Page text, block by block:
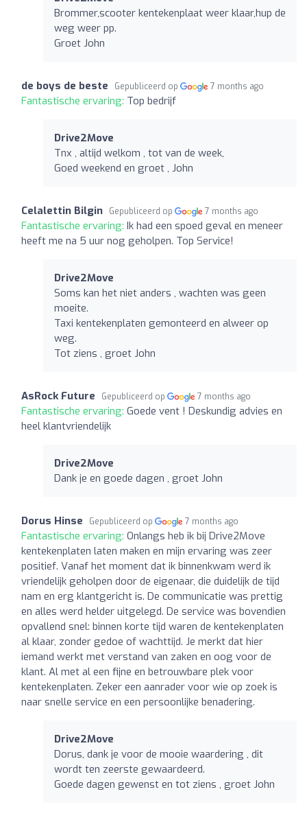
Brommer,scooter kentekenplaat weer klaar,hup de
weg weer pp.
Groet John
de boys de beste Gepubliceerd op 7 months ago
Fantastische ervaring: Top bedrijf
Drive2Move
Tnx , altijd welkom , tot van de week,
Goed weekend en groet , John
Celalettin Bilgin Gepubliceerd op 7 months ago
Fantastische ervaring: Ik had een spoed geval en meneer
heeft me na 5 uur nog geholpen. Top Service!
Drive2Move
Soms kan het niet anders , wachten was geen
moeite.
Taxi kentekenplaten gemonteerd en alweer op
weg.
Tot ziens , groet John
AsRock Future Gepubliceerd op 7 months ago
Fantastische ervaring: Goede vent ! Deskundig advies en
heel klantvriendelijk
Drive2Move
Dank je en goede dagen , groet John
Dorus Hinse Gepubliceerd op 7 months ago
Fantastische ervaring: Onlangs heb ik bij Drive2Move
kentekenplaten laten maken en mijn ervaring was zeer
positief. Vanaf het moment dat ik binnenkwam werd ik
vriendelijk geholpen door de eigenaar, die duidelijk de tijd
nam en erg klantgericht is. De communicatie was prettig
en alles werd helder uitgelegd. De service was bovendien
opvallend snel: binnen korte tijd waren de kentekenplaten
al klaar, zonder gedoe of wachttijd. Je merkt dat hier
iemand werkt met verstand van zaken en oog voor de
klant. Al met al een fijne en betrouwbare plek voor
kentekenplaten. Zeker een aanrader voor wie op zoek is
naar snelle service en een persoonlijke benadering.
Drive2Move
Dorus, dank je voor de mooie waardering , dit
wordt ten zeerste gewaardeerd.
Goede dagen gewenst en tot ziens , groet John